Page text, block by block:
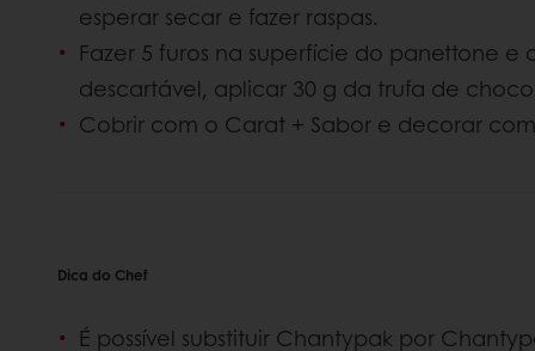
esperar secar e fazer raspas.
Fazer 5 furos na superfície do panettone
descartável, aplicar 30 g da trufa de
Cobrir com o Carat + Sabor e decorar
Dica do Chef
É possível substituir Chantypak por